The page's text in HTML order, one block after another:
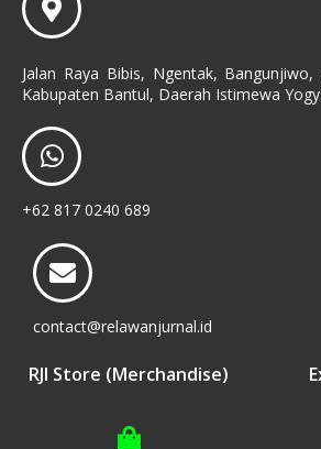
Jalan Raya Bibis, Ngentak, Bangunjiwo,
Kabupaten Bantul, Daerah Istimewa
+62 817 0240 689
contact@relawanjurnal.id
RJI Store (Merchandise)